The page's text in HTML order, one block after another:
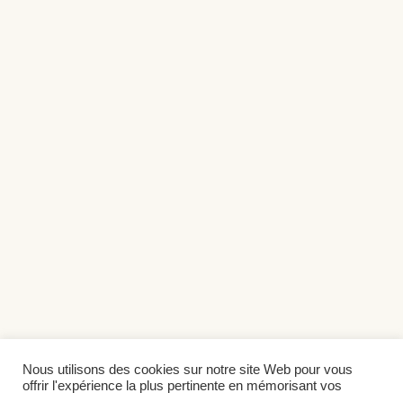
Nous utilisons des cookies sur notre site Web pour vous
offrir l'expérience la plus pertinente en mémorisant vos